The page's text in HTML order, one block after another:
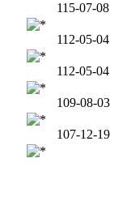
115-07-08
112-05-04
112-05-04
109-08-03
107-12-19